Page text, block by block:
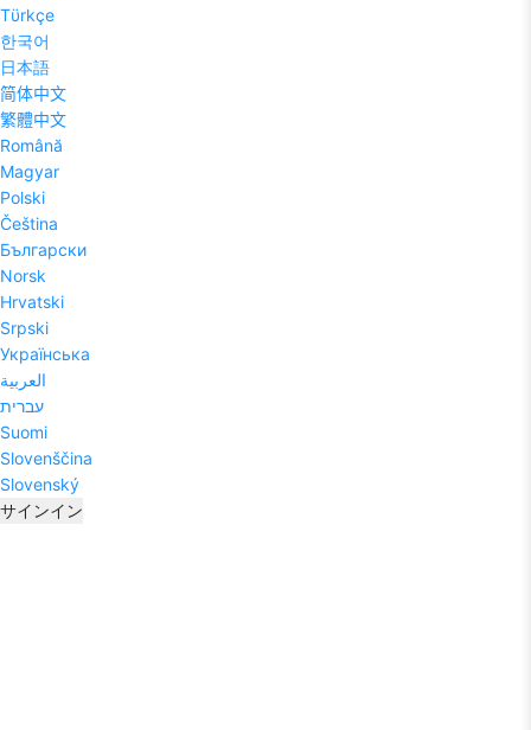
Tϋrkçe
한국어
日本語
简体中文
繁體中文
Română
Magyar
Polski
Čeština
Български
Norsk
Hrvatski
Srpski
Українська
العربية
עברית
Suomi
Slovenščina
Slovenský
サインイン